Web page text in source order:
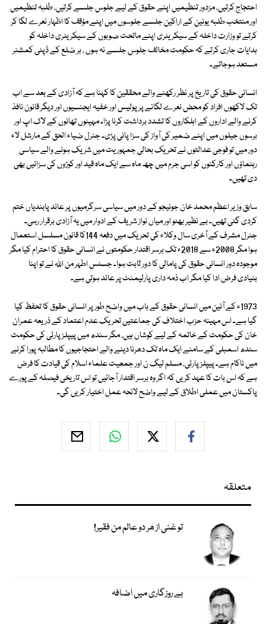
احتجاج کرتیں، مزدور تنظیمیں اپنے حقوق کے لیے جلوس جلسے کرتیں، طلبہ تنظیمیں
اور منتخب طلبہ یونین کے اراکین جلسے جلوسوں میں اپنے مؤقف کا اظہار نعرے لگا کر
کرتے تو وزارت داخلہ کے سیکریٹری اپنے ماتحت صوبوں کے سیکریٹری داخلہ کو
ہدایات جاری کرتے کہ حکومت مخالف جلوس جلسے نہ ہوں ، ہر ضلع کے ڈپٹی کمشنر
مستعد ہوجاتے۔
انسانی حقوق کی تاریخ پر نظر رکھنے والے محققین کا کہنا ہے کہ آزادی کے بعد سے اب
تک لاکھوں افراد کو محض نعرے لگانے پر پولیس اور خفیہ ایجنسیوں اور دیگر قانون نافذ
کرنے والے اداروں کے اہلکاروں کا تشدد برداشت کرنا پڑا۔ مہینوں تھانوں کے لاک اپ اور
برسوں جیلوں میں اپنے ضمیر کی آواز کی سزا پانی پڑی۔ جنرل ضیاء الحق کے مارشل لاء
دور میں تو فوجی عدالتوں نے تحریک بحالی جمہوریت میں شریک ہونے والے سیاسی
رہنماؤں اور کارکنوں کو اسی جرم میں چھ ماہ سے ایک ماہ قید اور کوڑوں کی سزائیں بھی
دی تھیں۔
سابق وزیر اعظم محمد خان جونیجو کے دور میں سیاسی سرگرمیوں پر عائد پابندیاں ختم
کردی گئی تھیں۔ بے نظیر بھٹو اور میاں نواز شریف کے ادوار میں یہ آزادی برقرار رہی۔
جنرل مشرف کے آخری سال وکلاء کی تحریک میں دفعہ 144کا قانون مسلسل استعمال
ہوا مگر 2008ء سے 2018ء تک برسر اقتدار حکومتوں نے انسانی حقوق کا احترام کیا مگر
موجودہ دور انسانی حقوق کی پامالی کا دور ثابت ہوا۔ جسٹس اطہر من اﷲ نے تو اپنا
بنیادی فرض ادا کیا مگر اب ذمہ داری پارلیمنٹ پر عائد ہوتی ہے۔
1973ء کے آئین میں انسانی حقوق کے باب میں واضح طور پر انسانی حقوق کا تحفظ کیا
گیا ہے۔ اس مہینہ حزب اختلاف کی جماعتیں تحریک عدم اعتماد کے ذریعہ عمران
خان کی حکومت کے خاتمہ کے لیے کوشاں ہیں، مگر سندھ میں پیپلز پارٹی کی حکومت
سندھ اسمبلی کے سامنے ایک ماہ تک دھرنا دینے والے احتجاجیوں کا مطالبہ پورا کرنے
میں ناکام ہے۔ پیپلز پارٹی، مسلم لیگ ن اور جمعیت علماء اسلام کی قیادت کا فرض
ہے کہ اس بات کا عہد کریں کہ اگر وہ برسر اقتدار آجائیں تو اس تاریخی فیصلہ کے پورے
پاکستان میں عملی اطلاق کے لیے واضح لائحہ عمل اختیار کریں گی۔
متعلقہ
تو غنی از ھر دو عالم من فقیر!
بے روزگاری میں اضافہ